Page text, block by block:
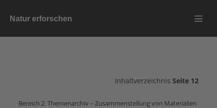
InhaltNatur erforschen
InhaltverzeichnisSeite 12
Bereich 2 Themenarchiv – Zusammenstellung von Materialien